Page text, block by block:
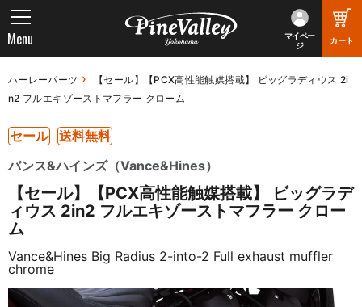
マイペー
ジ
カート
Menu
ハーレーパーツ
【セール】【PCX高性能触媒搭載】 ビッグラディウス 2i
n2 フルエキゾーストマフラー クローム
セール
送料無料
バンス&ハインズ（Vance&Hines）
【セール】【PCX高性能触媒搭載】 ビッグラデ
ィウス 2in2 フルエキゾーストマフラー クロー
ム
Vance&Hines Big Radius 2-into-2 Full exhaust muffler
chrome